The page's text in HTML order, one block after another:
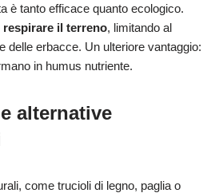
è tanto efficace quanto ecologico.
respirare il terreno, limitando al
delle erbacce. Un ulteriore vantaggio:
in humus nutriente.
alternative
come trucioli di legno, paglia o